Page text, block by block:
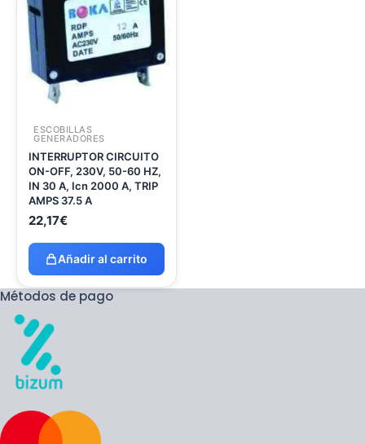
ESCOBILLAS
GENERADORES
INTERRUPTOR CIRCUITO
ON-OFF, 230V, 50-60 HZ,
IN 30 A, Icn 2000 A, TRIP
AMPS 37.5 A
22,17€
Añadir al carrito
Métodos de pago